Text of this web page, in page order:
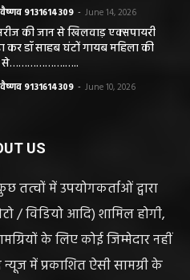
9131614309 - June 14, 2026
की जान से खिलवाड़ एक्सपायरी
कर डॉ साहब घंटों गायब महिला की
से……………….…..
9131614309 - June 10, 2026
US
तत्वों में उपयोगकर्ताओं द्वारा
/ विडियो आदि) शामिल होगी,
के लिए कोई जिम्मेदार नहीं
में प्रकाशित ऐसी सामग्री के